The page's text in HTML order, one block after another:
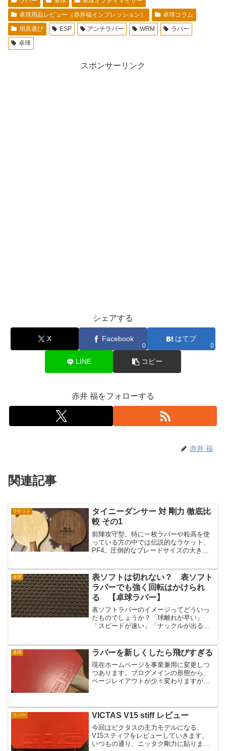
卓球用品レビュー（赤井福インプレッション）
卓球コラム
用具選び
ESP アンチラバー WRM
ラバー
卓球
スポンサーリンク
シェアする
X Facebook
0
はてブ
0
LINE コピー
赤井 福をフォローする
赤井 福
関連記事
ラケット
タイニーダンサー 対 剛力 徹底比
較 その1
前陣攻守型、特に一枚ラバーや粒高を使
っている方の中では伝説的なラケット、
PF4。圧倒的なブレードサイズの大きさ
ク異質攻守型がラケットに求める要素が
全て詰まった作品...
卓球
表ソフトは切れない？ 表ソフト
ラバーでも強く回転はかけられ
る 【卓球ラバー】
表ソフトラバーのイメージってどういっ
たものでしょうか？「球離れが早い」
「スピードが速い」「ナックルが出る」
ないのではないでしょうか。こんなイメ
ージの中で、強く下回転が切...
卓球 ラバーを新しくしたら飛びすぎる
現在ホームページを事業兼用に変更しつ
つあります。ブログメインの形態から、
ページレイアウトが少々変わりますが、
ご愛顧よろしくお願いします。さて、先
週のレッスンの時に、高校...
ラバー VICTAS V15 stiff レビュー
今回はビクタスの主力モデルになる、
V15スティフをレビューしていきます。
いつもの通り、ニッタク剛力に貼りまし